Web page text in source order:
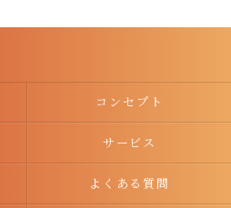
コンセプト
サービス
よくある質問